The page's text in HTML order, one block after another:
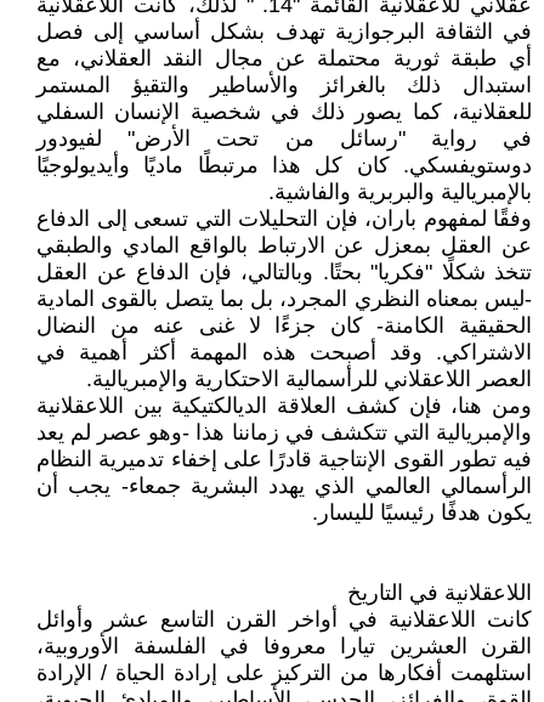
عقلاني للاعقلانية القائمة "14. " لذلك، كانت اللاعقلانية
في الثقافة البرجوازية تهدف بشكل أساسي إلى فصل
أي طبقة ثورية محتملة عن مجال النقد العقلاني، مع
استبدال ذلك بالغرائز والأساطير والتقيؤ المستمر
للعقلانية، كما يصور ذلك في شخصية الإنسان السفلي
في رواية "رسائل من تحت الأرض" لفيودور
دوستويفسكي. كان كل هذا مرتبطًا ماديًا وأيديولوجيًا
بالإمبريالية والبربرية والفاشية.
وفقًا لمفهوم باران، فإن التحليلات التي تسعى إلى الدفاع
عن العقل بمعزل عن الارتباط بالواقع المادي والطبقي
تتخذ شكلًا "فكريا" بحتًا. وبالتالي، فإن الدفاع عن العقل
-ليس بمعناه النظري المجرد، بل بما يتصل بالقوى المادية
الحقيقية الكامنة- كان جزءًا لا غنى عنه من النضال
الاشتراكي. وقد أصبحت هذه المهمة أكثر أهمية في
العصر اللاعقلاني للرأسمالية الاحتكارية والإمبريالية.
ومن هنا، فإن كشف العلاقة الديالكتيكية بين اللاعقلانية
والإمبريالية التي تتكشف في زماننا هذا -وهو عصر لم يعد
فيه تطور القوى الإنتاجية قادرًا على إخفاء تدميرية النظام
الرأسمالي العالمي الذي يهدد البشرية جمعاء- يجب أن
يكون هدفًا رئيسيًا لليسار.
اللاعقلانية في التاريخ
كانت اللاعقلانية في أواخر القرن التاسع عشر وأوائل
القرن العشرين تيارا معروفا في الفلسفة الأوروبية،
استلهمت أفكارها من التركيز على إرادة الحياة / الإرادة